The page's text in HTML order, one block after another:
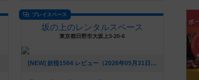
プレイスペース
坂の上のレンタルスペース
東京都日野市大坂上3-20-6
[NEW] 妖怪1504 レビュー（2026年05月31日 21時05分）